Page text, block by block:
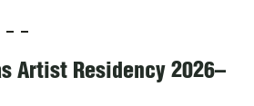
Artist Residency 2026–